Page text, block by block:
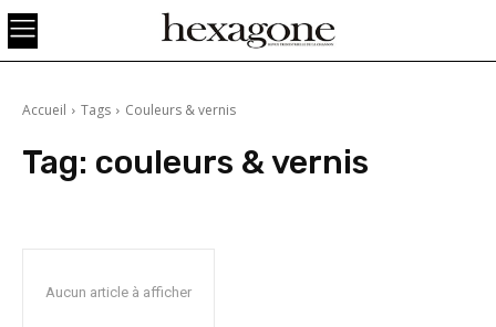
Accueil Tags Couleurs & vernis
Tag: couleurs & vernis
Aucun article à afficher